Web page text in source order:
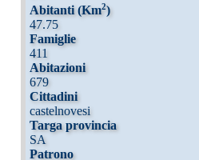
Abitanti (Km2)
47.75
Famiglie
411
Abitazioni
679
Cittadini
castelnovesi
Targa provincia
SA
Patrono